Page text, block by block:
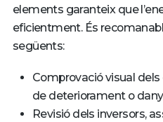
elements garanteix que
eficientment. És
següents:
Comprovació visual
de deteriorament o
Revisió dels inversors,